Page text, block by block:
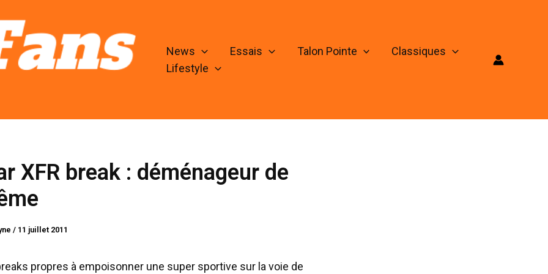
News Essais Talon Pointe
Classiques
Lifestyle
XFR break : déménageur de
/ 11 juillet 2011
propres à empoisonner une super sportive sur la voie de